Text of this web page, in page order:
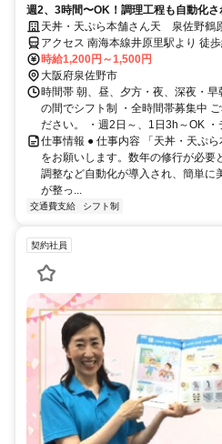
週2、3時間〜OK！調理工程も自動化
主婦（夫）さんも活躍中！
天丼・天ぷら本舗さん天 泉佐野鶴
アクセス 南海本線井原里駅より 徒
時給1,200円～1,500円
大阪府泉佐野市
時間帯 朝、昼、夕方・夜、深夜・
の間でシフト制 ・全時間帯募集中
ださい。 ・週2日～、1日3h～OK
仕事情報 ● 仕事内容 「天丼・天ぷ
をお願いします。数年の修行が必要
調整など自動化が導入され、簡単に
が整っ...
交通費支給 シフト制
契約社員